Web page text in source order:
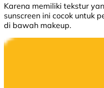
Karena memiliki tekstur
sunscreen ini cocok untuk
di bawah makeup.